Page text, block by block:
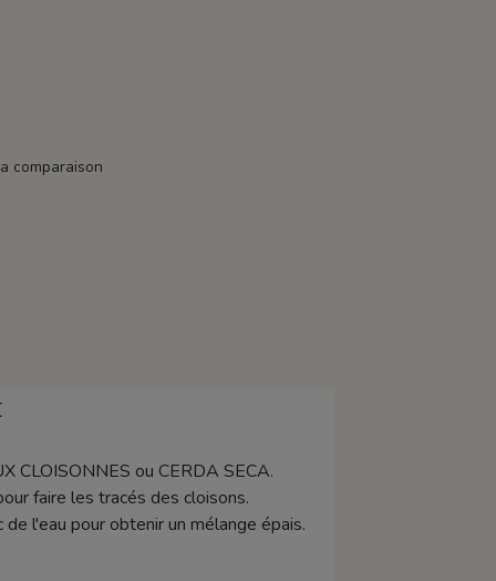
comparaison
CLOISONNES ou CERDA SECA.
faire les tracés des cloisons.
l'eau pour obtenir un mélange épais.